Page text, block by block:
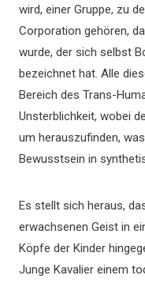
wird, einer Gruppe, zu
Corporation gehören,
wurde, der sich selbst
bezeichnet hat. Alle
Bereich des Trans-
Unsterblichkeit, wobei
um herauszufinden,
Bewusstsein in
Es stellt sich heraus,
erwachsenen Geist in
Köpfe der Kinder
Junge Kavalier einem